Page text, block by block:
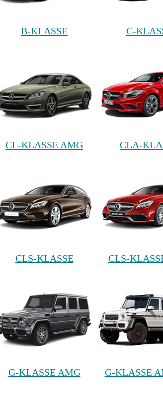
B-KLASSE C-
CL-KLASSE AMG CLA-
CLS-KLASSE CLS-
G-KLASSE AMG G-KLASSE